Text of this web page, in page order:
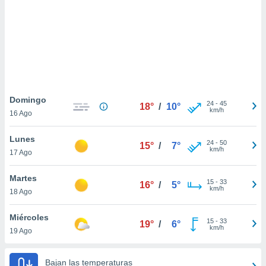
únicos
similares
como
IP
posible
traten tus
en
a lo que
Para
Domingo
16 Ago
18° / 10° 24- 45
km/h
Lunes
17 Ago
15° / 7° 24- 50
km/h
Martes
18 Ago
16° / 5° 15- 33
km/h
Miércoles
19 Ago
19° / 6° 15- 33
km/h
Bajan las temperaturas